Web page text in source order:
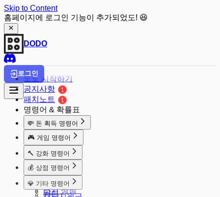
Skip to Content
홈페이지에 로그인 기능이 추가되었도! 😆
DODO
로그인
도도 시작하기
공지사항
패치노트
명령어 & 확률표
💸 돈 획득 명령어
돈줘
출석체크
마카롱
알바
땅파기
적금
🎮 게임 명령어
주사위
룰렛
배치
발로
마크
🔨 강화 명령어
강화
공격
강화 판매
💰 상점 명령어
상점
스킨 상점
💎 기타 명령어
가입